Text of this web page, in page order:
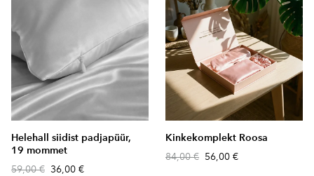
Helehall siidist padjapüür,
19 mommet
59,00 € 36,00 €
Kinkekomplekt Roosa
84,00 € 56,00 €